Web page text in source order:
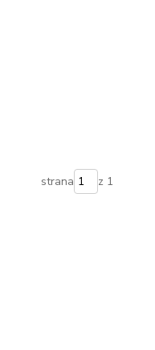
strana z 1